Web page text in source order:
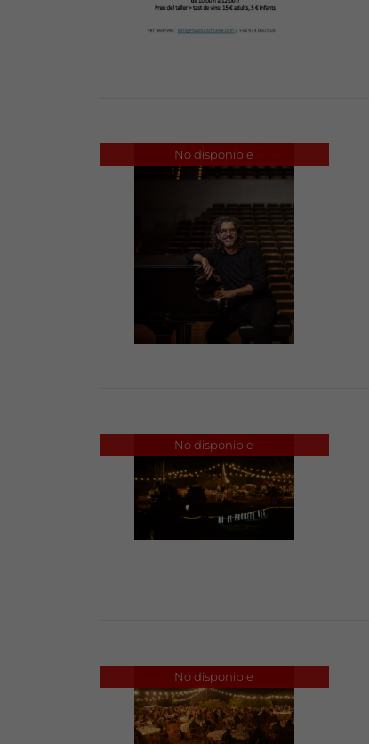
No disponible
No disponible
No disponible